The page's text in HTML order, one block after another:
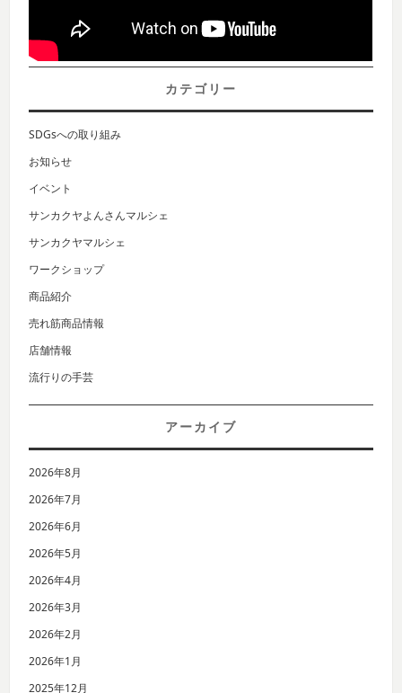
カテゴリー
SDGsへの取り組み
お知らせ
イベント
サンカクヤよんさんマルシェ
サンカクヤマルシェ
ワークショップ
商品紹介
売れ筋商品情報
店舗情報
流行りの手芸
アーカイブ
2026年8月
2026年7月
2026年6月
2026年5月
2026年4月
2026年3月
2026年2月
2026年1月
2025年12月